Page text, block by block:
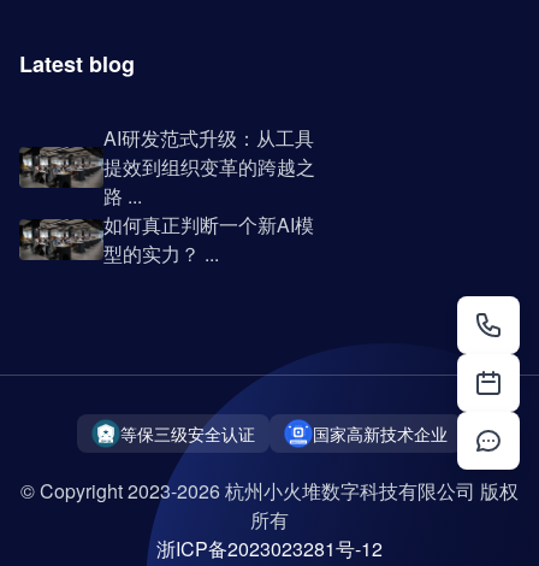
Latest blog
AI研发范式升级：从工具
提效到组织变革的跨越之
路 ...
如何真正判断一个新AI模
型的实力？ ...
等保三级安全认证 国家高新技术企业
© Copyright 2023-2026 杭州小火堆数字科技有限公司 版权
所有
浙ICP备2023023281号-12